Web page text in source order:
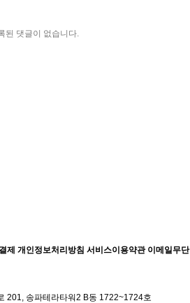
된 댓글이 없습니다.
제 개인정보처리방침 서비스이용약관 이메일무단
201, 송파테라타워2 B동 1722~1724호